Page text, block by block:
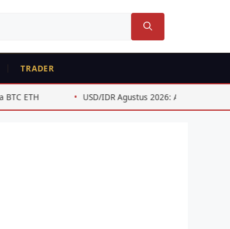
TRADER
USD/IDR Agustus 2026: Analisis Teknis untuk Swing Trader